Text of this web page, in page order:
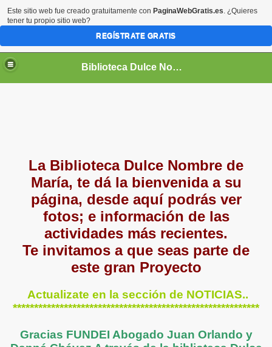
Biblioteca Dulce Nombre de María
La Biblioteca Dulce Nombre de
María, te dá la bienvenida a su
página, desde aquí podrás ver
fotos; e información de las
actividades más recientes.
Te invitamos a que seas parte de
este gran Proyecto
Actualizate en la sección de NOTICIAS..
**********************************************************
Gracias FUNDEI Abogado Juan Orlando y
Viajero"
Este sitio web fue creado gratuitamente con PaginaWebGratis.es. ¿Quieres
tener tu propio sitio web?
REGÍSTRATE GRATIS